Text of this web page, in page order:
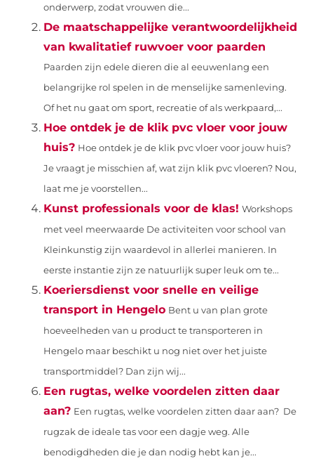
onderwerp, zodat vrouwen die...
De maatschappelijke verantwoordelijkheid
van kwalitatief ruwvoer voor paarden
Paarden zijn edele dieren die al eeuwenlang een
belangrijke rol spelen in de menselijke samenleving.
Of het nu gaat om sport, recreatie of als werkpaard,...
Hoe ontdek je de klik pvc vloer voor jouw
huis? Hoe ontdek je de klik pvc vloer voor jouw huis?
Je vraagt je misschien af, wat zijn klik pvc vloeren? Nou,
laat me je voorstellen...
Kunst professionals voor de klas! Workshops
met veel meerwaarde De activiteiten voor school van
Kleinkunstig zijn waardevol in allerlei manieren. In
eerste instantie zijn ze natuurlijk super leuk om te...
Koeriersdienst voor snelle en veilige
transport in Hengelo Bent u van plan grote
hoeveelheden van u product te transporteren in
Hengelo maar beschikt u nog niet over het juiste
transportmiddel? Dan zijn wij...
Een rugtas, welke voordelen zitten daar
aan? Een rugtas, welke voordelen zitten daar aan? De
rugzak de ideale tas voor een dagje weg. Alle
benodigdheden die je dan nodig hebt kan je...